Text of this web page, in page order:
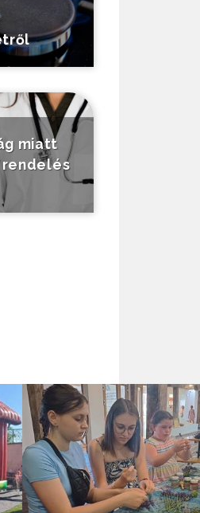
miatt
rendelés